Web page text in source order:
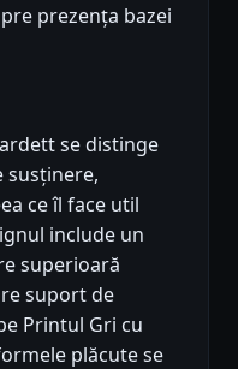
prezența bazei
se distinge
susținere,
ce îl face util
include un
superioară
suport de
Printul Gri cu
plăcute se